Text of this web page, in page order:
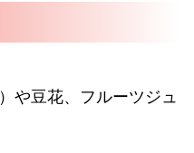
や豆花、フルーツジュ